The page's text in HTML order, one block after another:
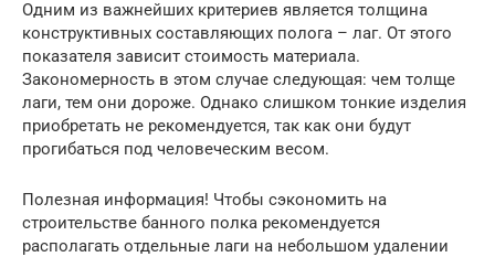
Одним из важнейших критериев является толщина
конструктивных составляющих полога – лаг. От этого
показателя зависит стоимость материала.
Закономерность в этом случае следующая: чем толще
лаги, тем они дороже. Однако слишком тонкие изделия
приобретать не рекомендуется, так как они будут
прогибаться под человеческим весом.
Полезная информация! Чтобы сэкономить на
строительстве банного полка рекомендуется
располагать отдельные лаги на небольшом удалении